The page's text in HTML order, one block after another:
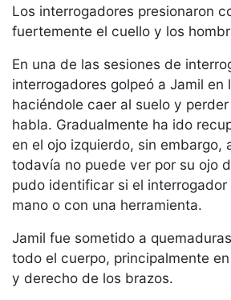
Los interrogadores presionaron
fuertemente el cuello y los
En una de las sesiones de
interrogadores golpeó a Jamil en
haciéndole caer al suelo y
habla. Gradualmente ha ido
en el ojo izquierdo, sin embargo,
todavía no puede ver por su ojo
pudo identificar si el interrogador
mano o con una herramienta.
Jamil fue sometido a
todo el cuerpo, principalmente
y derecho de los brazos.